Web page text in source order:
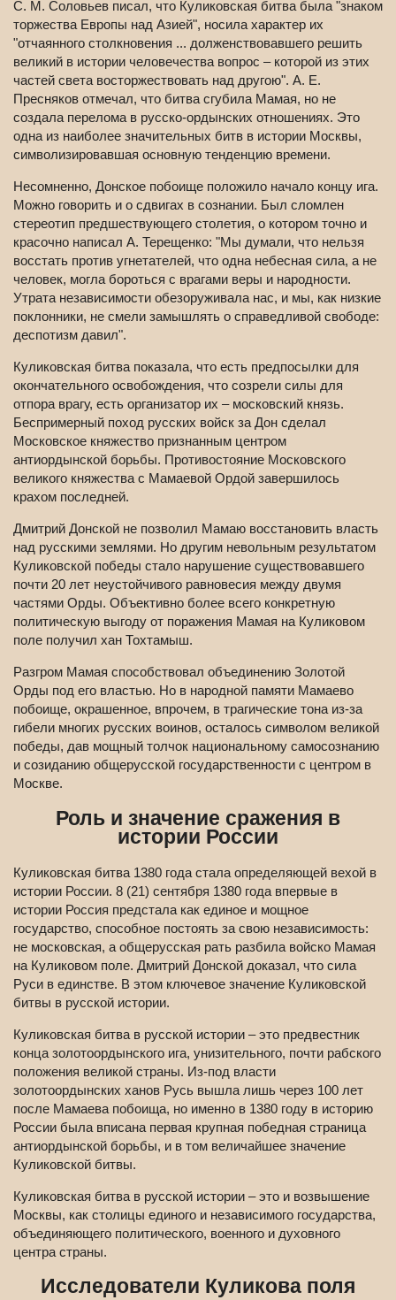
С. М. Соловьев писал, что Куликовская битва была "знаком
торжества Европы над Азией", носила характер их
"отчаянного столкновения ... долженствовавшего решить
великий в истории человечества вопрос – которой из этих
частей света восторжествовать над другою". А. Е.
Пресняков отмечал, что битва сгубила Мамая, но не
создала перелома в русско-ордынских отношениях. Это
одна из наиболее значительных битв в истории Москвы,
символизировавшая основную тенденцию времени.
Несомненно, Донское побоище положило начало концу ига.
Можно говорить и о сдвигах в сознании. Был сломлен
стереотип предшествующего столетия, о котором точно и
красочно написал А. Терещенко: "Мы думали, что нельзя
восстать против угнетателей, что одна небесная сила, а не
человек, могла бороться с врагами веры и народности.
Утрата независимости обезоруживала нас, и мы, как низкие
поклонники, не смели замышлять о справедливой свободе:
деспотизм давил".
Куликовская битва показала, что есть предпосылки для
окончательного освобождения, что созрели силы для
отпора врагу, есть организатор их – московский князь.
Беспримерный поход русских войск за Дон сделал
Московское княжество признанным центром
антиордынской борьбы. Противостояние Московского
великого княжества с Мамаевой Ордой завершилось
крахом последней.
Дмитрий Донской не позволил Мамаю восстановить власть
над русскими землями. Но другим невольным результатом
Куликовской победы стало нарушение существовавшего
почти 20 лет неустойчивого равновесия между двумя
частями Орды. Объективно более всего конкретную
политическую выгоду от поражения Мамая на Куликовом
поле получил хан Тохтамыш.
Разгром Мамая способствовал объединению Золотой
Орды под его властью. Но в народной памяти Мамаево
побоище, окрашенное, впрочем, в трагические тона из-за
гибели многих русских воинов, осталось символом великой
победы, дав мощный толчок национальному самосознанию
и созиданию общерусской государственности с центром в
Москве.
Роль и значение сражения в
истории России
Куликовская битва 1380 года стала определяющей вехой в
истории России. 8 (21) сентября 1380 года впервые в
истории Россия предстала как единое и мощное
государство, способное постоять за свою независимость:
не московская, а общерусская рать разбила войско Мамая
на Куликовом поле. Дмитрий Донской доказал, что сила
Руси в единстве. В этом ключевое значение Куликовской
битвы в русской истории.
Куликовская битва в русской истории – это предвестник
конца золотоордынского ига, унизительного, почти рабского
положения великой страны. Из-под власти
золотоордынских ханов Русь вышла лишь через 100 лет
после Мамаева побоища, но именно в 1380 году в историю
России была вписана первая крупная победная страница
антиордынской борьбы, и в том величайшее значение
Куликовской битвы.
Куликовская битва в русской истории – это и возвышение
Москвы, как столицы единого и независимого государства,
объединяющего политического, военного и духовного
центра страны.
Исследователи Куликова поля